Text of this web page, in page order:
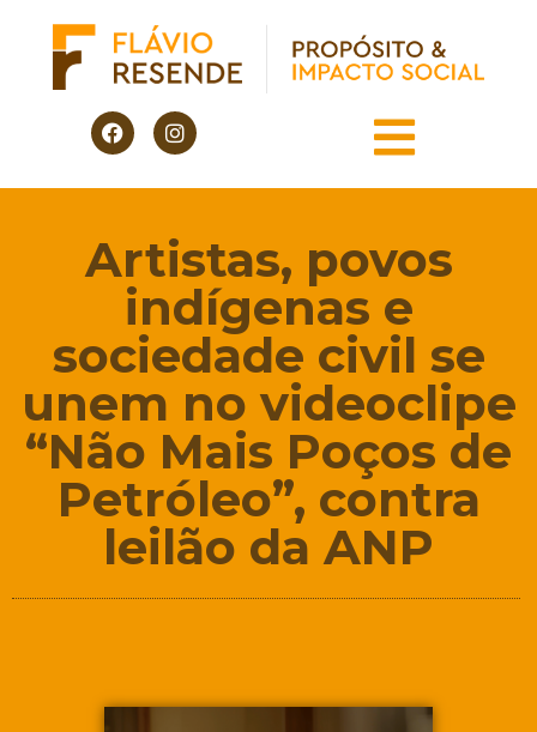
Artistas, povos
indígenas e
sociedade civil se
unem no videoclipe
“Não Mais Poços de
Petróleo”, contra
leilão da ANP